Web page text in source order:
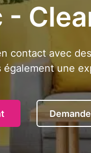
-
contact avec
également une